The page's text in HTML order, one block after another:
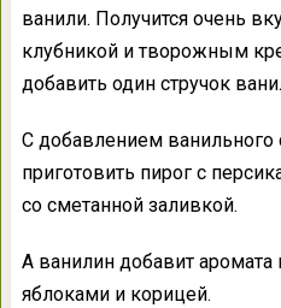
ванили. Получится очень
клубникой и творожным
добавить один стручок
С добавлением ванильного
приготовить пирог с
со сметанной заливкой.
А ванилин добавит
яблоками и корицей.